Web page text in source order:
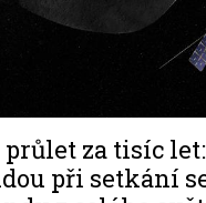
za tisíc
při setkání